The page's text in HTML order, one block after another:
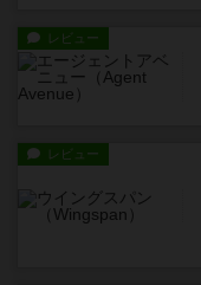
レビュー
レビュー